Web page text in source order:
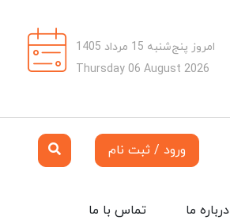
امروز پنج‌شنبه 15 مرداد 1405
Thursday 06 August 2026
ورود / ثبت نام
تماس با ما درباره ما